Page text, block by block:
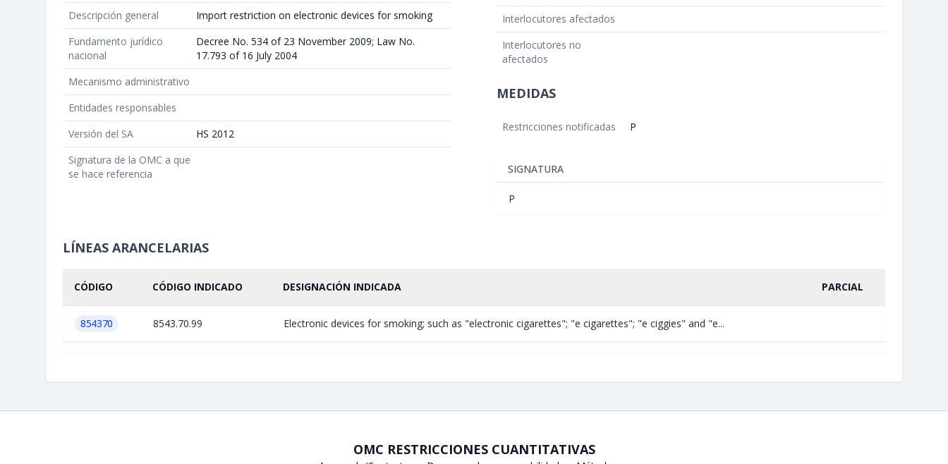
Descripción general
Import restriction on electronic devices for smoking
Fundamento jurídico
nacional
Decree No. 534 of 23 November 2009; Law No.
17.793 of 16 July 2004
Mecanismo administrativo
Entidades responsables
Versión del SA
HS 2012
Signatura de la OMC a que
se hace referencia
Interlocutores afectados
Interlocutores no
afectados
MEDIDAS
Restricciones notificadas P
SIGNATURA
P
LÍNEAS ARANCELARIAS
CÓDIGO CÓDIGO INDICADO DESIGNACIÓN INDICADA PARCIAL
854370 8543.70.99 Electronic devices for smoking; such as "electronic cigarettes"; "e cigarettes"; "e ciggies" and "e...
OMC RESTRICCIONES CUANTITATIVAS